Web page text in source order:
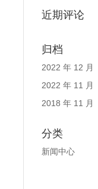
近期评论
归档
2022 年 12 月
2022 年 11 月
2018 年 11 月
分类
新闻中心